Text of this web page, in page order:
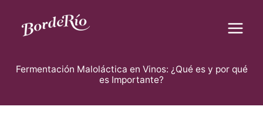
contenido
Fermentación Maloláctica en Vinos: ¿Qué es y por qué
es Importante?